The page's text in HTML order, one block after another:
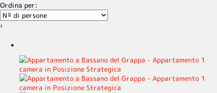
Ordina per:
›